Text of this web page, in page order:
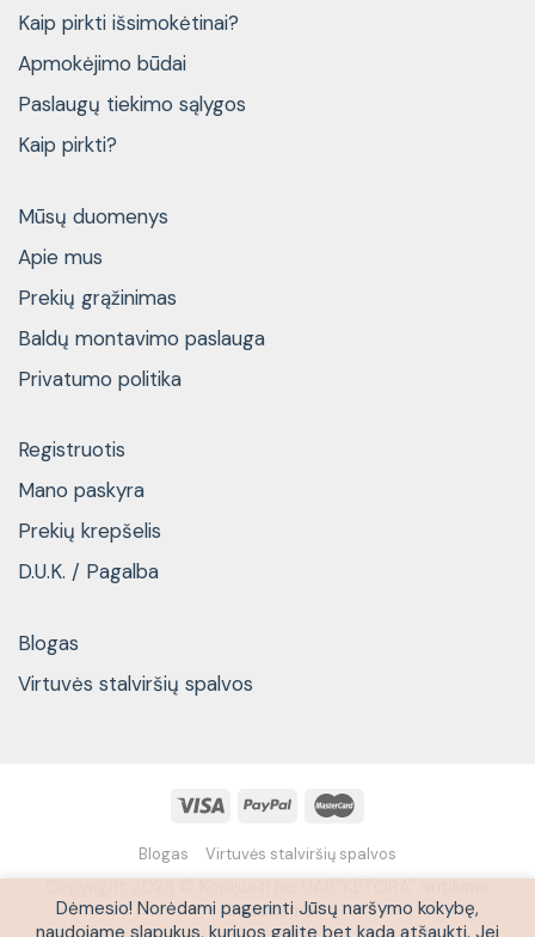
Kaip pirkti išsimokėtinai?
Apmokėjimo būdai
Paslaugų tiekimo sąlygos
Kaip pirkti?
Mūsų duomenys
Apie mus
Prekių grąžinimas
Baldų montavimo paslauga
Privatumo politika
Registruotis
Mano paskyra
Prekių krepšelis
D.U.K. / Pagalba
Blogas
Virtuvės stalviršių spalvos
Blogas Virtuvės stalviršių spalvos
Copyright 2026 © Kopijuoti be UAB''KETORA'' sutikimo
draudžiama
Dėmesio! Norėdami pagerinti Jūsų naršymo kokybę,
naudojame slapukus, kuriuos galite bet kada atšaukti. Jei